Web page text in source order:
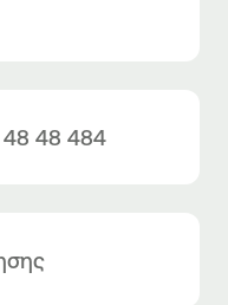
48 48 484